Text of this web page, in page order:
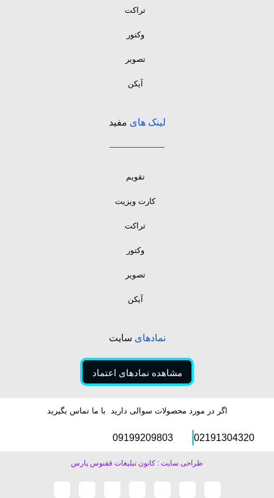
تراکت
وکتور
تصویر
آیکن
لینک های مفید
تقویم
کارت ویزیت
تراکت
وکتور
تصویر
آیکن
نمادهای سایت
مشاهده نمادهای اعتماد
اگر در مورد محصولات سوالی دارید با ما تماس بگیرید
02191304320
09199209803
طراحی سایت : کانون تبلیغات ققنوس پارس